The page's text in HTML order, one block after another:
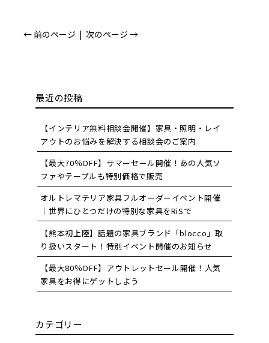
← 前のページ | 次のページ →
最近の投稿
【インテリア無料相談会開催】家具・照明・レイ
アウトのお悩みを解決する相談会のご案内
【最大70％OFF】サマーセール開催！あの人気ソ
ファやテーブルも特別価格で販売
オルトレマテリア家具フルオーダーイベント開催
｜世界にひとつだけの特別な家具をRiSで
【熊本初上陸】話題の家具ブランド「blocco」取
り扱いスタート！特別イベント開催のお知らせ
【最大80％OFF】アウトレットセール開催！人気
家具をお得にゲットしよう
カテゴリー